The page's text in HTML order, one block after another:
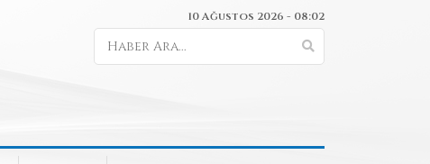
10 Ağustos 2026 - 08:02